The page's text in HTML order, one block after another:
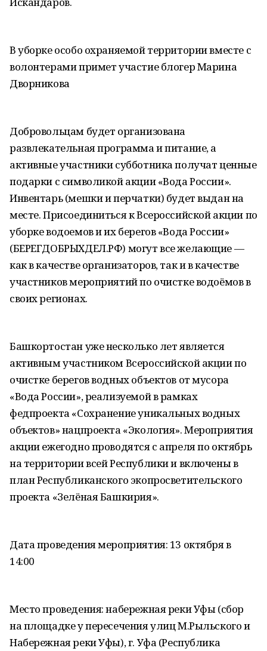
В уборке особо охраняемой территории вместе с
волонтерами примет участие блогер Марина
Дворникова
Добровольцам будет организована
развлекательная программа и питание, а
активные участники субботника получат ценные
подарки с символикой акции «Вода России».
Инвентарь (мешки и перчатки) будет выдан на
месте. Присоединиться к Всероссийской акции по
уборке водоемов и их берегов «Вода России»
(БЕРЕГДОБРЫХДЕЛ.РФ) могут все желающие —
как в качестве организаторов, так и в качестве
участников мероприятий по очистке водоёмов в
своих регионах.
Башкортостан уже несколько лет является
активным участником Всероссийской акции по
очистке берегов водных объектов от мусора
«Вода России», реализуемой в рамках
федпроекта «Сохранение уникальных водных
объектов» нацпроекта «Экология». Мероприятия
акции ежегодно проводятся с апреля по октябрь
на территории всей Республики и включены в
план Республиканского экопросветительского
проекта «Зелёная Башкирия».
Дата проведения мероприятия: 13 октября в
14:00
Место проведения: набережная реки Уфы (сбор
на площадке у пересечения улиц М.Рыльского и
Набережная реки Уфы), г. Уфа (Республика